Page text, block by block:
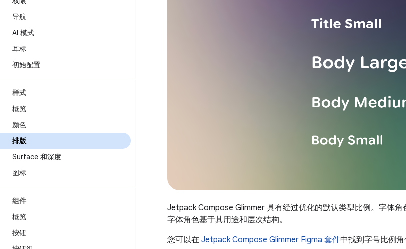
导航
AI 模式
耳标
初始配置
样式
概览
颜色
排版
Surface 和深度
图标
组件
概览
按钮
Jetpack Compose Glimmer 具有经过优化的默认类型比例。字体角
字体角色基于其用途和层次结构。
您可以在 Jetpack Compose Glimmer Figma 套件中找到字号比例